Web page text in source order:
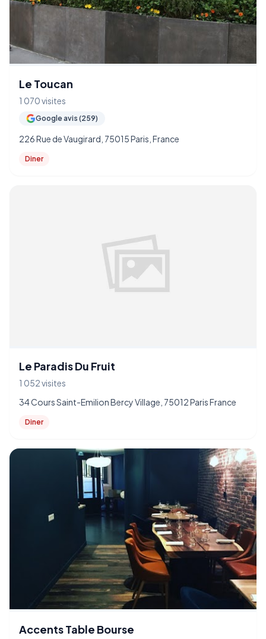
Le Toucan
1 070 visites
Google avis (259)
226 Rue de Vaugirard, 75015 Paris, France
Diner
Le Paradis Du Fruit
1 052 visites
34 Cours Saint-Emilion Bercy Village, 75012 Paris France
Diner
Accents Table Bourse